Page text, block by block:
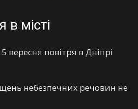
в місті
вересня повітря в Дніпрі
небезпечних речовин не